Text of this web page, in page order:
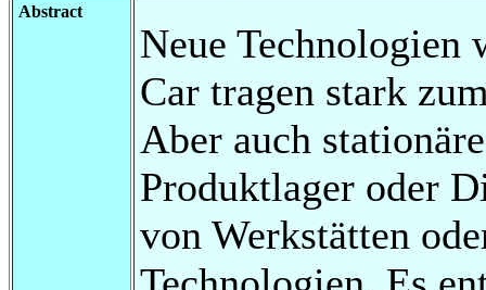
Abstract
Neue Technologien
Car tragen stark
Aber auch
Produktlager oder
von Werkstätten